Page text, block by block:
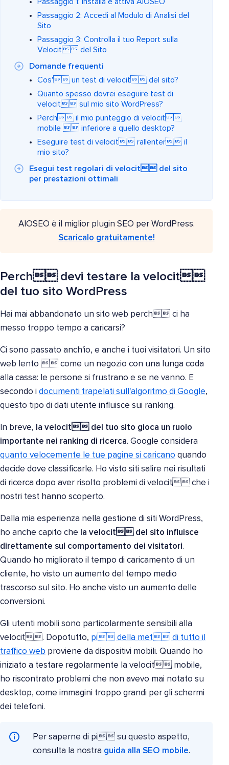
Passaggio 1: Installa e attiva AIOSEO
Passaggio 2: Accedi al Modulo di Analisi del
Sito
Passaggio 3: Controlla il tuo Report sulla
Velocit del Sito
Domande frequenti
Cos' un test di velocit del sito?
Quanto spesso dovrei eseguire test di
velocit sul mio sito WordPress?
Perch il mio punteggio di velocit
mobile  inferiore a quello desktop?
Eseguire test di velocit rallenter il
mio sito?
Esegui test regolari di velocit del sito
per prestazioni ottimali
AIOSEO è il miglior plugin SEO per WordPress.
Scaricalo gratuitamente!
Perch devi testare la velocit
del tuo sito WordPress
Hai mai abbandonato un sito web perch ci ha
messo troppo tempo a caricarsi?
Ci sono passato anch'io, e anche i tuoi visitatori. Un sito
web lento  come un negozio con una lunga coda
alla cassa: le persone si frustrano e se ne vanno. E
secondo i documenti trapelati sull'algoritmo di Google,
questo tipo di dati utente influisce sui ranking.
In breve, la velocit del tuo sito gioca un ruolo
importante nei ranking di ricerca. Google considera
quanto velocemente le tue pagine si caricano quando
decide dove classificarle. Ho visto siti salire nei risultati
di ricerca dopo aver risolto problemi di velocit che i
nostri test hanno scoperto.
Dalla mia esperienza nella gestione di siti WordPress,
ho anche capito che la velocit del sito influisce
direttamente sul comportamento dei visitatori.
Quando ho migliorato il tempo di caricamento di un
cliente, ho visto un aumento del tempo medio
trascorso sul sito. Ho anche visto un aumento delle
conversioni.
Gli utenti mobili sono particolarmente sensibili alla
velocit. Dopotutto, pi della met di tutto il
traffico web proviene da dispositivi mobili. Quando ho
iniziato a testare regolarmente la velocit mobile,
ho riscontrato problemi che non avevo mai notato su
desktop, come immagini troppo grandi per gli schermi
dei telefoni.
Per saperne di pi su questo aspetto,
consulta la nostra guida alla SEO mobile.